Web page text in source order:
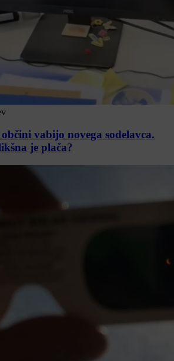
vabijo novega sodelavca.
je plača?